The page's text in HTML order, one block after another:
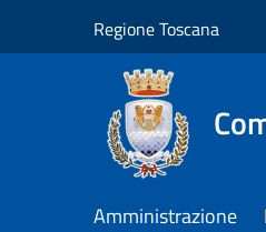
Regione Toscana
Amministrazione